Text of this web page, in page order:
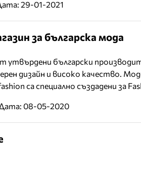
29-01-2021
за българска мода
утвърдени български
дизайн и високо качество.
са специално създадени за
08-05-2020